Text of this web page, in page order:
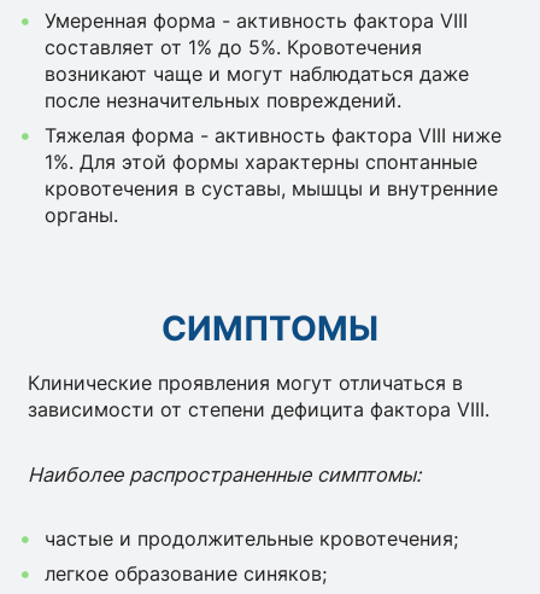
Умеренная форма - активность фактора VIII
составляет от 1% до 5%. Кровотечения
возникают чаще и могут наблюдаться даже
после незначительных повреждений.
Тяжелая форма - активность фактора VIII ниже
1%. Для этой формы характерны спонтанные
кровотечения в суставы, мышцы и внутренние
органы.
СИМПТОМЫ
Клинические проявления могут отличаться в
зависимости от степени дефицита фактора VIII.
Наиболее распространенные симптомы:
частые и продолжительные кровотечения;
легкое образование синяков;